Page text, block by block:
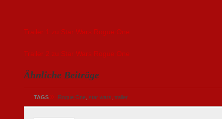
Trailer 1 zu Star Wars Rogue One
Trailer 2 zu Star Wars Rogue One
Ähnliche Beiträge
TAGS » Rogue One star wars trailer